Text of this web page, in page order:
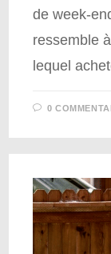
de week-
ressemble
lequel
0